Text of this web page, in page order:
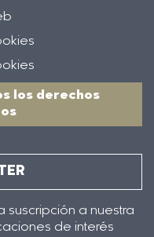
los derechos
suscripción a nuestra
de interés